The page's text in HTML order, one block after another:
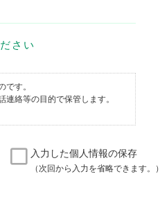
さい
す。
絡等の目的で保管します。
入力した個人情報の保存
（次回から入力を省略できます。）